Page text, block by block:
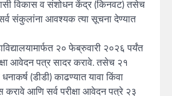
विकास व संशोधन केंद्र (किनवट) तसेच
सर्व संकुलांना आवश्यक त्या सूचना देण्यात
२० फेब्रुवारी २०२६ पर्यंत
आवेदन पत्र सादर करावे. तसेच २१
(डीडी) काढण्यात यावा किंवा
आणि सर्व परीक्षा आवेदन पत्रे २३